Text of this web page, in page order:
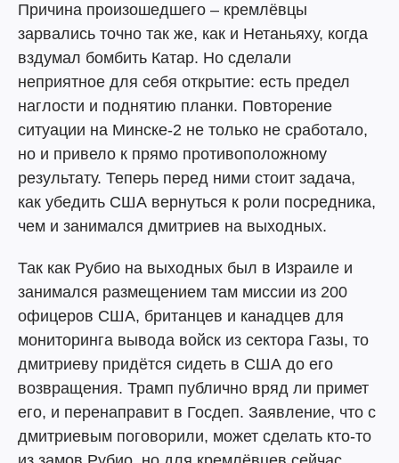
Причина произошедшего – кремлёвцы
зарвались точно так же, как и Нетаньяху, когда
вздумал бомбить Катар. Но сделали
неприятное для себя открытие: есть предел
наглости и поднятию планки. Повторение
ситуации на Минске-2 не только не сработало,
но и привело к прямо противоположному
результату. Теперь перед ними стоит задача,
как убедить США вернуться к роли посредника,
чем и занимался дмитриев на выходных.
Так как Рубио на выходных был в Израиле и
занимался размещением там миссии из 200
офицеров США, британцев и канадцев для
мониторинга вывода войск из сектора Газы, то
дмитриеву придётся сидеть в США до его
возвращения. Трамп публично вряд ли примет
его, и перенаправит в Госдеп. Заявление, что с
дмитриевым поговорили, может сделать кто-то